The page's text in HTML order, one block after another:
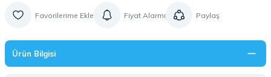
Fiyat Alarmı Paylaş
Ürün Bilgisi